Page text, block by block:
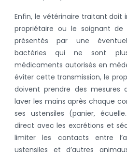
Enfin, le vétérinaire traitant doit
propriétaire ou le soignant de
présentés par une
bactéries qui ne sont
médicaments autorisés en
éviter cette transmission, le
doivent prendre des mesures
laver les mains après chaque
ses ustensiles (panier,
direct avec les excrétions et
limiter les contacts entre
ustensiles et d’autres